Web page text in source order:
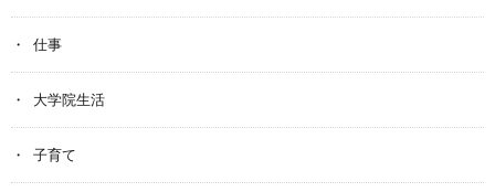
仕事
大学院生活
子育て